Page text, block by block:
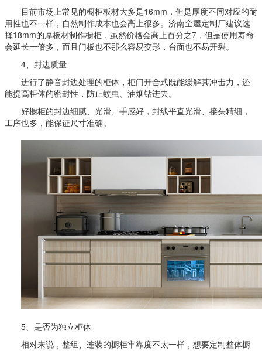
目前市场上常见的橱柜板材大多是16mm，但是厚度不同对应的耐
用性也不一样，自然制作成本也会高上很多。济南全屋定制厂建议选
择18mm的厚板材制作橱柜，虽然价格会高上百分之7，但是使用寿命
会延长一倍多，而且门板也不那么容易变形，台面也不易开裂。
4、封边质量
进行了静音封边处理的柜体，柜门开合式既能缓解其冲击力，还
能提高柜体的密封性，防止蚊虫、油烟钻进去。
好橱柜的封边细腻、光滑、手感好，封线平直光滑、接头精细，
工序也多，能保证尺寸准确。
5、是否为独立柜体
相对来说，整组、连装的橱柜牢靠度不太一样，想要定制整体橱